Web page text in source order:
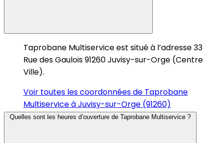
Taprobane Multiservice est situé à l’adresse 33
Rue des Gaulois 91260 Juvisy-sur-Orge (Centre
Ville).
Voir toutes les coordonnées de Taprobane
Multiservice à Juvisy-sur-Orge (91260)
Quelles sont les heures d’ouverture de Taprobane Multiservice ?